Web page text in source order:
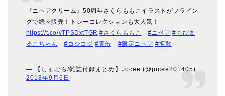
『ニベアクリーム』50周年さくらももこイラストがフライン
グで続々販売！トレーコレクションも大人気！
https://t.co/vTPSDxtTGR #さくらももこ #ニベア #ちびま
るこちゃん
#コジコジ #青缶 #限定ニベア #拡散
— 【しまむら/雑誌付録まとめ】Jocee (@jocee201405)
2018年9月6日